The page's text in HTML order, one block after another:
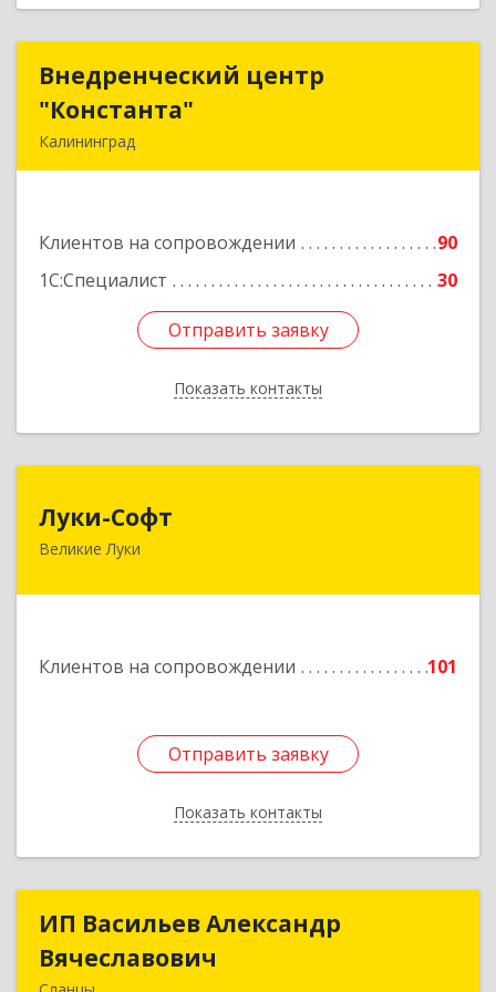
Внедренческий центр
"Константа"
Калининград
Клиентов на сопровождении
90
1С:Специалист
30
Отправить заявку
Показать контакты
Внедренческий центр
Подробнее
Отправить заявку
Назад
Луки-Софт
Великие Луки
Клиентов на сопровождении 101
Отправить заявку
Показать контакты
182113, Псковская обл, Великие Луки г,
Отправить заявку
Назад
ИП Васильев Александр
Вячеславович
ИП Васильев Александр